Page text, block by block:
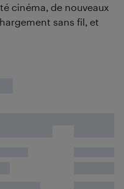
cinéma, de nouveaux
sans fil, et